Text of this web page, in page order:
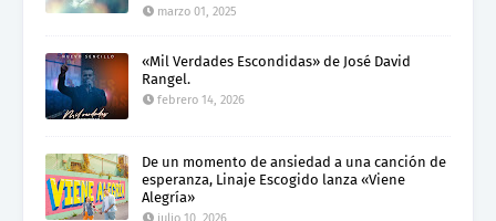
marzo 01, 2025
«Mil Verdades Escondidas» de José David
Rangel.
febrero 14, 2026
De un momento de ansiedad a una canción de
esperanza, Linaje Escogido lanza «Viene
Alegría»
julio 10, 2026